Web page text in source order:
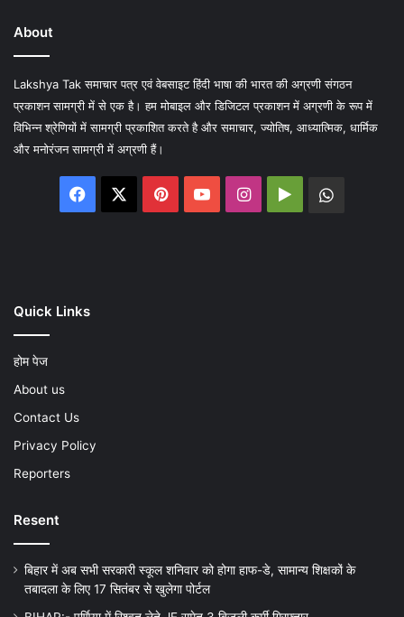
About
Lakshya Tak समाचार पत्र एवं वेबसाइट हिंदी भाषा की भारत की अग्रणी संगठन
प्रकाशन सामग्री में से एक है। हम मोबाइल और डिजिटल प्रकाशन में अग्रणी के रूप में
विभिन्न श्रेणियों में सामग्री प्रकाशित करते है और समाचार, ज्योतिष, आध्यात्मिक, धार्मिक
और मनोरंजन सामग्री में अग्रणी हैं।
Facebook PinterestYouTubeInstagram
Google
Quick Links
होम पेज
About us
Contact Us
Privacy Policy
Reporters
Resent
बिहार में अब सभी सरकारी स्कूल शनिवार को होगा हाफ-डे, सामान्य शिक्षकों के
तबादला के लिए 17 सितंबर से खुलेगा पोर्टल